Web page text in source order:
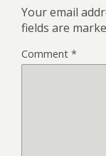
Your email
fields are
Comment *